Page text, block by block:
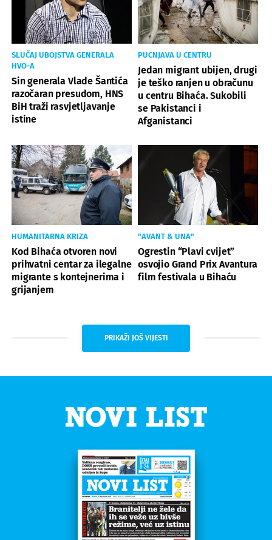
SLUČAJ UBOJSTVA GENERALA
HVO-A
Sin generala Vlade Šantića
razočaran presudom, HNS
BiH traži rasvjetljavanje
istine
PUCNJAVA U CENTRU
Jedan migrant ubijen, drugi
je teško ranjen u obračunu
u centru Bihaća. Sukobili
se Pakistanci i
Afganistanci
HUMANITARNA KRIZA
Kod Bihaća otvoren novi
prihvatni centar za ilegalne
migrante s kontejnerima i
grijanjem
"AVANT & UNA"
Ogrestin “Plavi cvijet”
osvojio Grand Prix Avantura
film festivala u Bihaću
PRIKAŽI JOŠ VIJESTI